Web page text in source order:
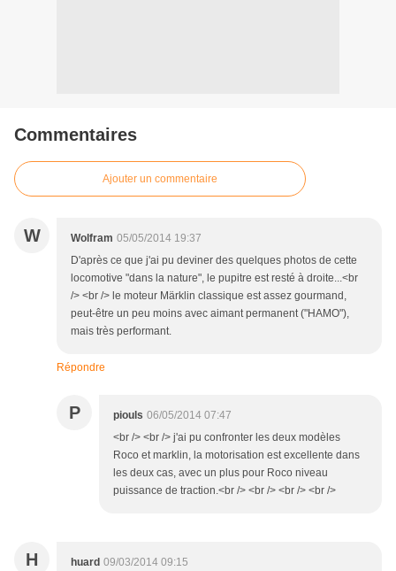
Commentaires
Ajouter un commentaire
W Wolfram 05/05/2014 19:37
D'après ce que j'ai pu deviner des quelques photos de cette
locomotive "dans la nature", le pupitre est resté à droite...<br
/> <br /> le moteur Märklin classique est assez gourmand,
peut-être un peu moins avec aimant permanent ("HAMO"),
mais très performant.
Répondre
P piouls 06/05/2014 07:47
<br /> <br /> j'ai pu confronter les deux modèles
Roco et marklin, la motorisation est excellente dans
les deux cas, avec un plus pour Roco niveau
puissance de traction.<br /> <br /> <br /> <br />
H huard 09/03/2014 09:15